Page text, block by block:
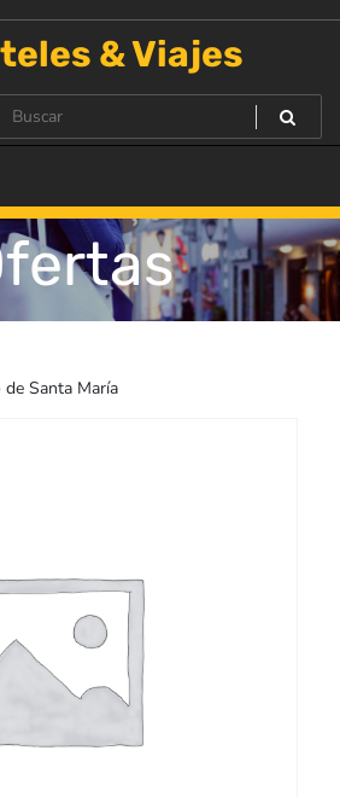
& Viajes
de Santa María